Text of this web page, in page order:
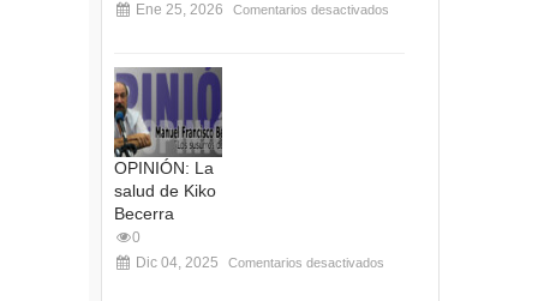
Ene 25, 2026
Comentarios desactivados
OPINIÓN: La
salud de Kiko
Becerra
0
Dic 04, 2025
Comentarios desactivados